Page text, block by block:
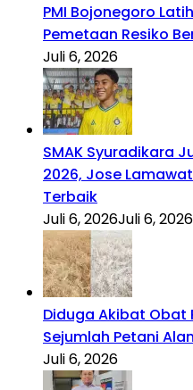
PMI Bojonegoro
Pemetaan Resiko
Juli 6, 2026
SMAK Syuradikara
2026, Jose
Terbaik
Juli 6, 2026Juli 6, 2026
Diduga Akibat Obat
Sejumlah Petani
Juli 6, 2026